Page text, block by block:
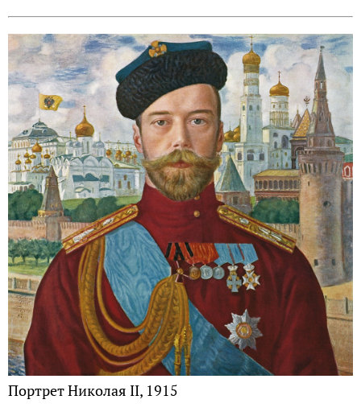
Портрет Николая II, 1915